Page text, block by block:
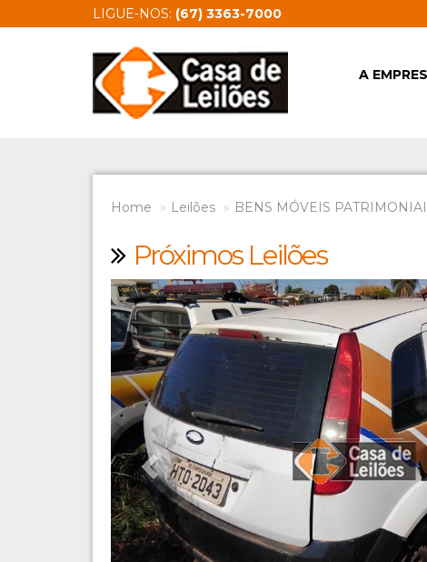
LIGUE-NOS: (67) 3363-7000
A
Home Leilões BENS MÓVEIS
Próximos Leilões
Previous